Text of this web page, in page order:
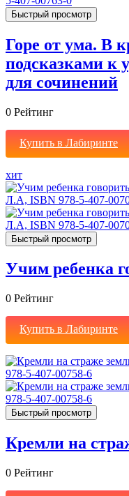
Быстрый просмотр
Горе от ума. В
подсказками к
для сочинений
0 Рейтинг
Купить в Лабиринте
хит
Быстрый просмотр
Учим ребенка
0 Рейтинг
Купить в Лабиринте
Быстрый просмотр
Кремли на
0 Рейтинг